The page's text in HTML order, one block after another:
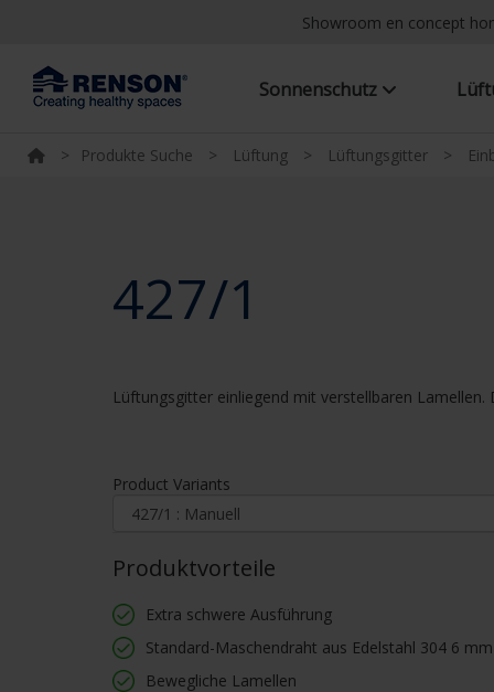
Showroom en concept
Sonnenschutz
> Produkte Suche > Lüftung > Lüftungsgitter >
427/1
Lüftungsgitter einliegend mit verstellbaren
Product Variants
Produktvorteile
Extra schwere Ausführung
Standard-Maschendraht aus Edelstahl 304 6
Bewegliche Lamellen